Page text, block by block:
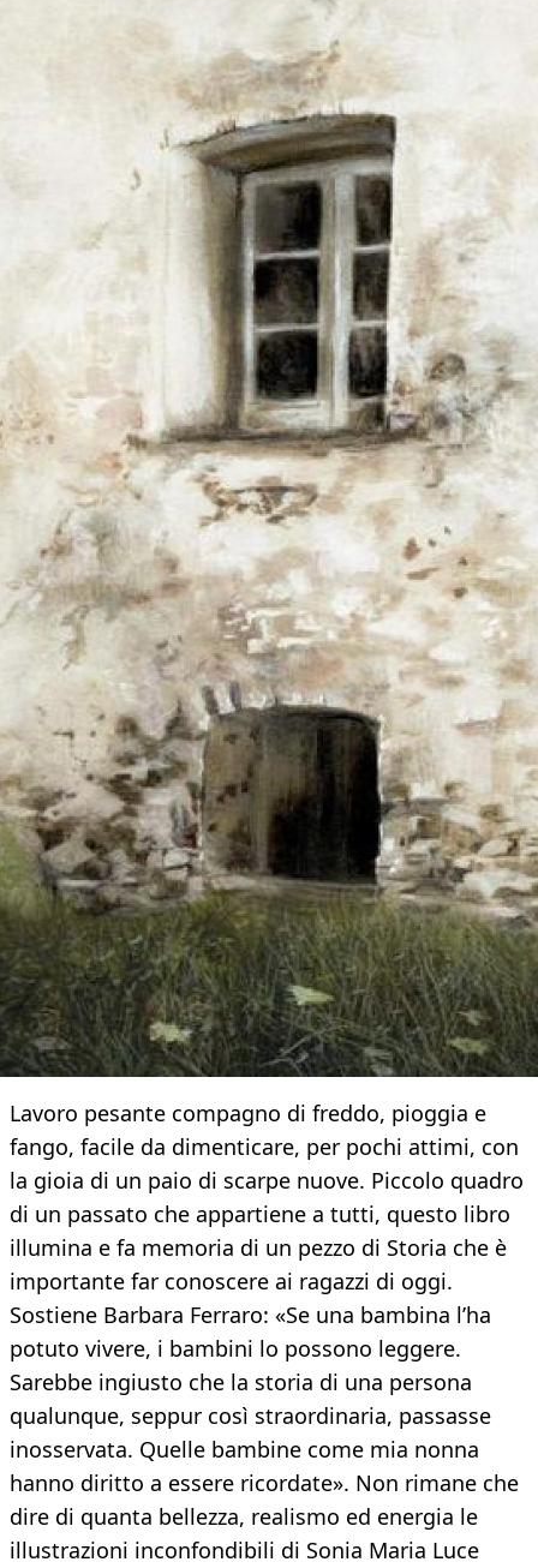
Lavoro pesante compagno di freddo, pioggia e
fango, facile da dimenticare, per pochi attimi, con
la gioia di un paio di scarpe nuove. Piccolo quadro
di un passato che appartiene a tutti, questo libro
illumina e fa memoria di un pezzo di Storia che è
importante far conoscere ai ragazzi di oggi.
Sostiene Barbara Ferraro: «Se una bambina l’ha
potuto vivere, i bambini lo possono leggere.
Sarebbe ingiusto che la storia di una persona
qualunque, seppur così straordinaria, passasse
inosservata. Quelle bambine come mia nonna
hanno diritto a essere ricordate». Non rimane che
dire di quanta bellezza, realismo ed energia le
illustrazioni inconfondibili di Sonia Maria Luce